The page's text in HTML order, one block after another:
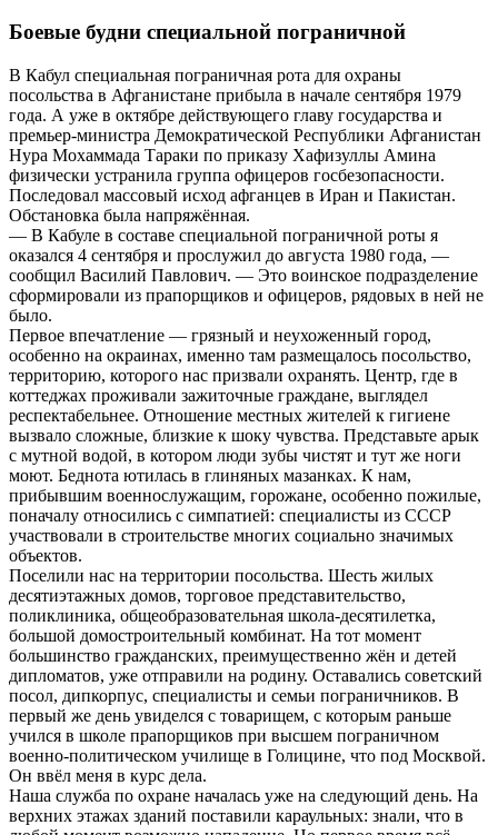
Боевые будни специальной пограничной
В Кабул специальная пограничная рота для охраны
посольства в Афганистане прибыла в начале сентября 1979
года. А уже в октябре действующего главу государства и
премьер-министра Демократической Республики Афганистан
Нура Мохаммада Тараки по приказу Хафизуллы Амина
физически устранила группа офицеров госбезопасности.
Последовал массовый исход афганцев в Иран и Пакистан.
Обстановка была напряжённая.
— В Кабуле в составе специальной пограничной роты я
оказался 4 сентября и прослужил до августа 1980 года, —
сообщил Василий Павлович. — Это воинское подразделение
сформировали из прапорщиков и офицеров, рядовых в ней не
было.
Первое впечатление — грязный и неухоженный город,
особенно на окраинах, именно там размещалось посольство,
территорию, которого нас призвали охранять. Центр, где в
коттеджах проживали зажиточные граждане, выглядел
респектабельнее. Отношение местных жителей к гигиене
вызвало сложные, близкие к шоку чувства. Представьте арык
с мутной водой, в котором люди зубы чистят и тут же ноги
моют. Беднота ютилась в глиняных мазанках. К нам,
прибывшим военнослужащим, горожане, особенно пожилые,
поначалу относились с симпатией: специалисты из СССР
участвовали в строительстве многих социально значимых
объектов.
Поселили нас на территории посольства. Шесть жилых
десятиэтажных домов, торговое представительство,
поликлиника, общеобразовательная школа-десятилетка,
большой домостроительный комбинат. На тот момент
большинство гражданских, преимущественно жён и детей
дипломатов, уже отправили на родину. Оставались советский
посол, дипкорпус, специалисты и семьи пограничников. В
первый же день увиделся с товарищем, с которым раньше
учился в школе прапорщиков при высшем пограничном
военно-политическом училище в Голицине, что под Москвой.
Он ввёл меня в курс дела.
Наша служба по охране началась уже на следующий день. На
верхних этажах зданий поставили караульных: знали, что в